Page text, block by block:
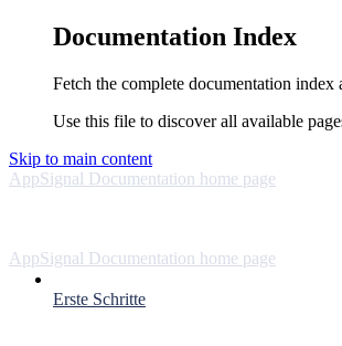
Documentation Index
Fetch the complete documentation index
Use this file to discover all available
Skip to main content
AppSignal Documentation home page
AppSignal Documentation home page
Erste Schritte